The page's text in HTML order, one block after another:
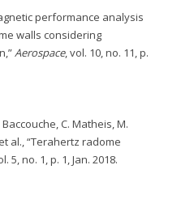
performance analysis
walls considering
Aerospace, vol. 10, no. 11, p.
C. Matheis, M.
al., “Terahertz radome
5, no. 1, p. 1, Jan. 2018.